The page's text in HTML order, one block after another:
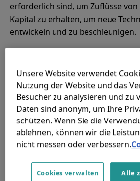
erforderlich sind, um Zuflüsse
Kapital zu erhalten, um neue
entwickeln und zu beschleunigen.
weltweit erste Roadmap
Übergang zu einem
Ernährungssystem bis
gleichzeitiger Förderung
und erschwinglichen
gesünderen und
Ernährung.
Unsere Website verwendet
Nutzung der Website und das
Besucher zu analysieren und zu
Daten sind anonym, um Ihre
schützen. Wenn Sie die
ablehnen, können wir die
nicht messen oder verbessern.
Alle
Cookies verwalten